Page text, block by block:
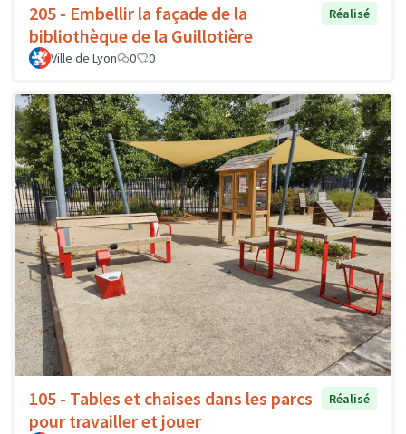
205 - Embellir la façade de la
bibliothèque de la Guillotière
Réalisé
Ville de Lyon 0 0
105 - Tables et chaises dans les parcs
pour travailler et jouer
Réalisé